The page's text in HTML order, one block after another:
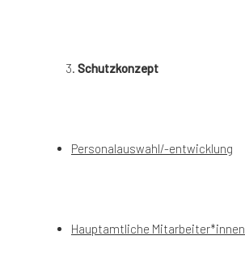
Schutzkonzept
Personalauswahl/-entwicklung
Hauptamtliche Mitarbeiter*innen